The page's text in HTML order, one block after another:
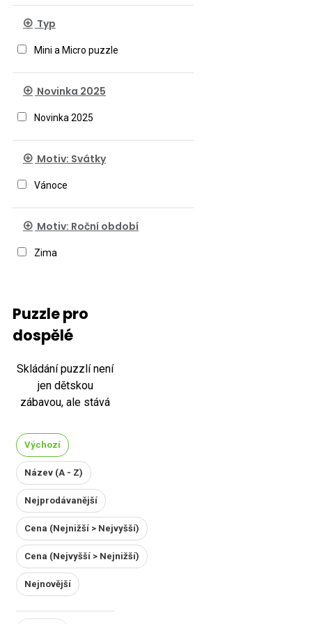
Typ
Mini a Micro puzzle
Novinka 2025
Novinka 2025
Motiv: Svátky
Vánoce
Motiv: Roční období
Zima
Puzzle pro
dospělé
Skládání puzzlí není
jen dětskou
zábavou, ale stává
volnočasovou
aktivitou i pro
dospělé. Svědčí o
tom i fakt, že puzzle
jsou součástí loga
internetové
encyklopedie
Wikipedie, což
naznačuje jejich
popularitu i mezi
době existuje široká
Výchozí
Název (A - Z)
Nejprodávanější
Cena (Nejnižší > Nejvyšší)
Cena (Nejvyšší > Nejnižší)
Nejnovější